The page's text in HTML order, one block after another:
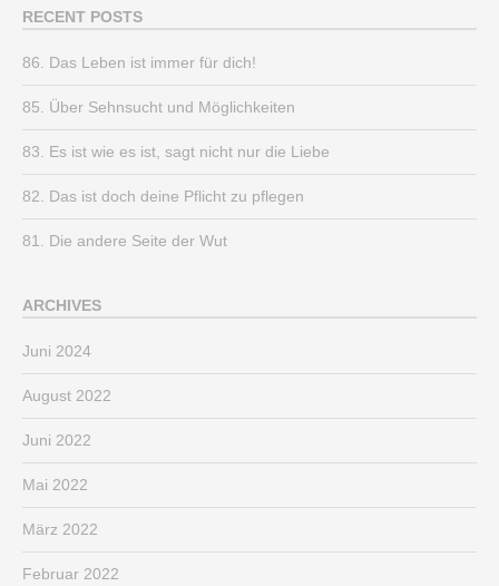
RECENT POSTS
86. Das Leben ist immer für dich!
85. Über Sehnsucht und Möglichkeiten
83. Es ist wie es ist, sagt nicht nur die Liebe
82. Das ist doch deine Pflicht zu pflegen
81. Die andere Seite der Wut
ARCHIVES
Juni 2024
August 2022
Juni 2022
Mai 2022
März 2022
Februar 2022